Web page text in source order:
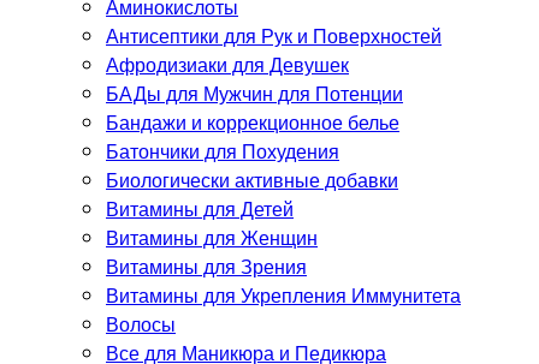
Аминокислоты
Антисептики для Рук и Поверхностей
Афродизиаки для Девушек
БАДы для Мужчин для Потенции
Бандажи и коррекционное белье
Батончики для Похудения
Биологически активные добавки
Витамины для Детей
Витамины для Женщин
Витамины для Зрения
Витамины для Укрепления Иммунитета
Волосы
Все для Маникюра и Педикюра